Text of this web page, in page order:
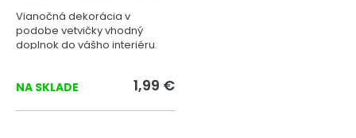
Vianočná dekorácia v
podobe vetvičky vhodný
doplnok do vášho interiéru.
NA SKLADE 1,99 €